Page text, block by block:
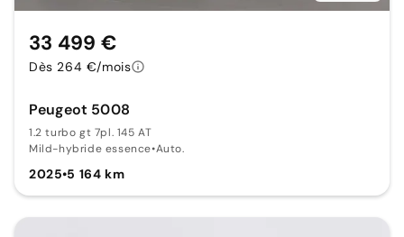
Peugeot 5008
1.2 turbo gt 7pl. 145 AT
Mild-hybride essence•Auto.
2025•5 164 km
33 499 €
Dès 264 €/mois